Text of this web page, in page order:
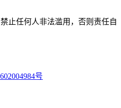
止任何人非法滥用，否则责任自
号